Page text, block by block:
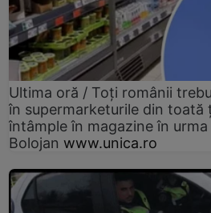
Ultima oră / Toți românii
în supermarketurile din toată
întâmple în magazine în
Bolojan www.unica.ro